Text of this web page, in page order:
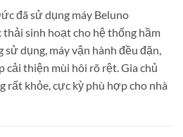
đã sử dụng máy Beluno
sinh hoạt cho hệ thống hầm
dụng, máy vận hành đều đặn,
cải thiện mùi hôi rõ rệt. Gia chủ
rất khỏe, cực kỳ phù hợp cho nhà